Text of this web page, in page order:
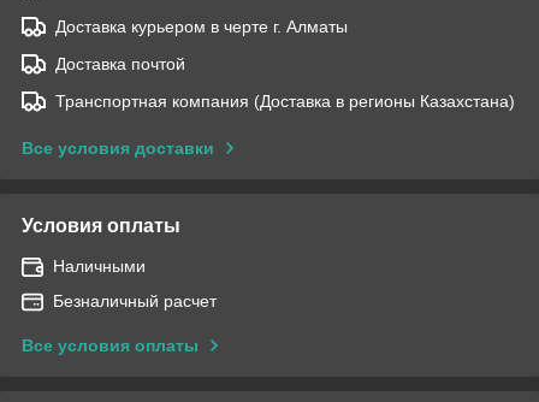
Доставка курьером в черте г. Алматы
Доставка почтой
Транспортная компания (Доставка в регионы Казахстана)
Все условия доставки
Условия оплаты
Наличными
Безналичный расчет
Все условия оплаты